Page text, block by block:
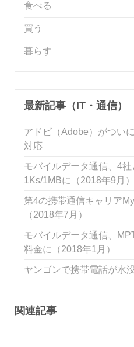
食べる
買う
暮らす
最新記事（IT・通信）
アドビ（Adobe）がつい
対応
モバイルデータ通信、4
1Ks/1MBに（2018年9月）
第4の携帯通信キャリア
（2018年7月）
モバイルデータ通信、
料金に（2018年1月）
ヤンゴンで携帯電話が水
関連記事